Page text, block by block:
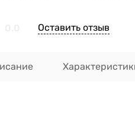
Оставить отзыв